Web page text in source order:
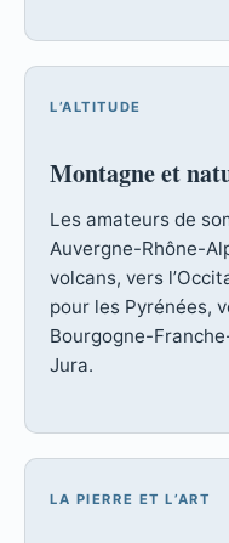
L’ALTITUDE
Montagne et
Les amateurs de
Auvergne-Rhône-
volcans, vers
pour les Pyrénées,
Bourgogne-
Jura.
LA PIERRE ET L’ART